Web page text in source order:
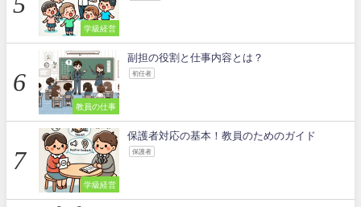
学級経営
教員の仕事
副担の役割と仕事内容とは？
初任者
学級経営
保護者対応の基本！教員のためのガイド
保護者